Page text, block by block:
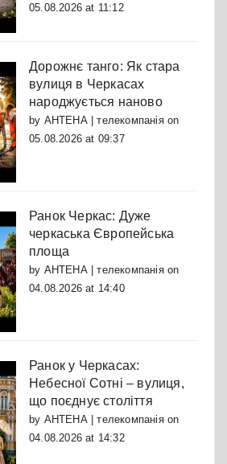
05.08.2026 at 11:12
Дорожнє танго: Як стара
вулиця в Черкасах
народжується наново
by АНТЕНА | телекомпаніяon
05.08.2026 at 09:37
Ранок Черкас: Дуже
черкаська Європейська
площа
by АНТЕНА | телекомпаніяon
04.08.2026 at 14:40
Ранок у Черкасах:
Небесної Сотні – вулиця,
що поєднує століття
by АНТЕНА | телекомпаніяon
04.08.2026 at 14:32